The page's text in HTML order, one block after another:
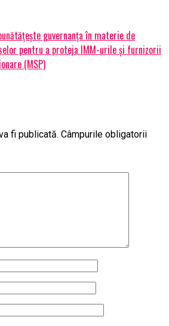
guvernanța în materie de
pentru a proteja IMM-urile și furnizorii
(MSP)
fi publicată. Câmpurile obligatorii